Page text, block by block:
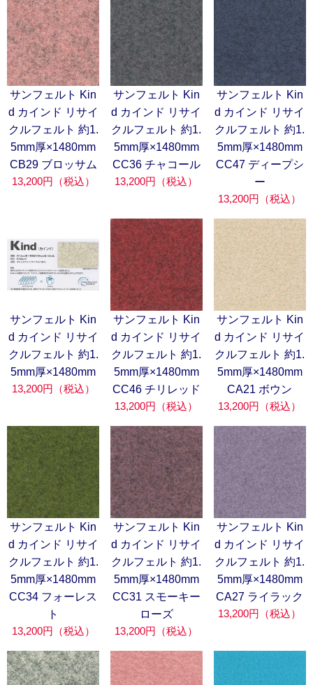
サンフェルト Kin
d カインド リサイ
クルフェルト 約1.
5mm厚×1480mm
CB29 ブロッサム
13,200円（税込）
サンフェルト Kin
d カインド リサイ
クルフェルト 約1.
5mm厚×1480mm
CC36 チャコール
13,200円（税込）
サンフェルト Kin
d カインド リサイ
クルフェルト 約1.
5mm厚×1480mm
CC47 ディープシ
ー
13,200円（税込）
サンフェルト Kin
d カインド リサイ
クルフェルト 約1.
5mm厚×1480mm
13,200円（税込）
サンフェルト Kin
d カインド リサイ
クルフェルト 約1.
5mm厚×1480mm
CC46 チリレッド
13,200円（税込）
サンフェルト Kin
d カインド リサイ
クルフェルト 約1.
5mm厚×1480mm
CA21 ボウン
13,200円（税込）
サンフェルト Kin
d カインド リサイ
クルフェルト 約1.
5mm厚×1480mm
CC34 フォーレス
ト
13,200円（税込）
サンフェルト Kin
d カインド リサイ
クルフェルト 約1.
5mm厚×1480mm
CC31 スモーキー
ローズ
13,200円（税込）
サンフェルト Kin
d カインド リサイ
クルフェルト 約1.
5mm厚×1480mm
CA27 ライラック
13,200円（税込）